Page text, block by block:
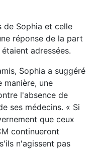
de Sophia et celle
réponse de la part
adressées.
Sophia a suggéré
une
l'absence de
ses médecins. « Si
que ceux
continueront
n'agissent pas